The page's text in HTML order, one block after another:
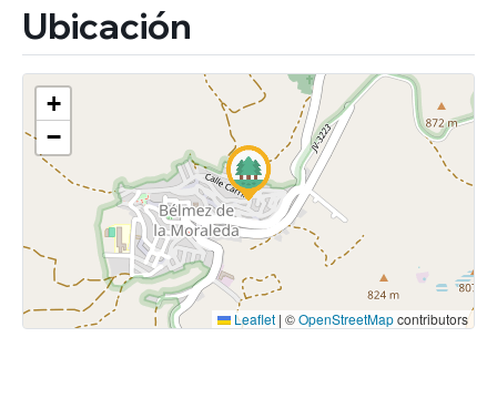
Ubicación
+
−
Leaflet | ©OpenStreetMapcontributors